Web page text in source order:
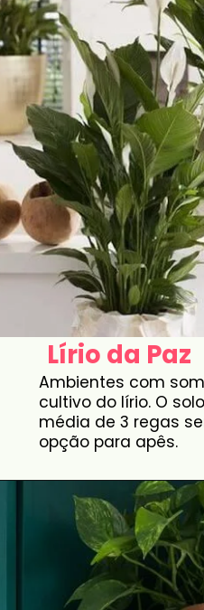
Lírio da Paz
Ambientes com
cultivo do lírio. O
média de 3 regas
opção para apês.